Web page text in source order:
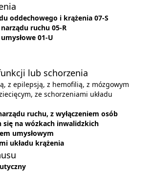
oddechowego i krążenia 07-S
ruchu 05-R
01-U
lub schorzenia
z epilepsją, z hemofilią, z mózgowym
ze schorzeniami układu
ruchu, z wyłączeniem osób
się na wózkach inwalidzkich
umysłowym
układu krążenia